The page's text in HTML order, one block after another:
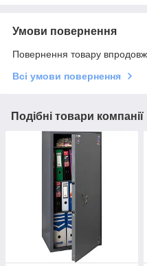
Умови повернення
Повернення товару
Всі умови повернення
Подібні товари компанії